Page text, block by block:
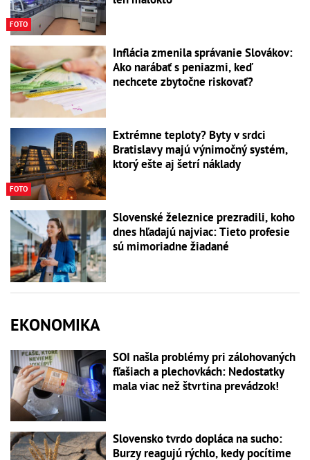
FOTO
Inflácia zmenila správanie Slovákov:
Ako narábať s peniazmi, keď
nechcete zbytočne riskovať?
FOTO
Extrémne teploty? Byty v srdci
Bratislavy majú výnimočný systém,
ktorý ešte aj šetrí náklady
Slovenské železnice prezradili, koho
dnes hľadajú najviac: Tieto profesie
sú mimoriadne žiadané
EKONOMIKA
SOI našla problémy pri zálohovaných
fľašiach a plechovkách: Nedostatky
mala viac než štvrtina prevádzok!
Slovensko tvrdo dopláca na sucho:
Burzy reagujú rýchlo, kedy pocítime